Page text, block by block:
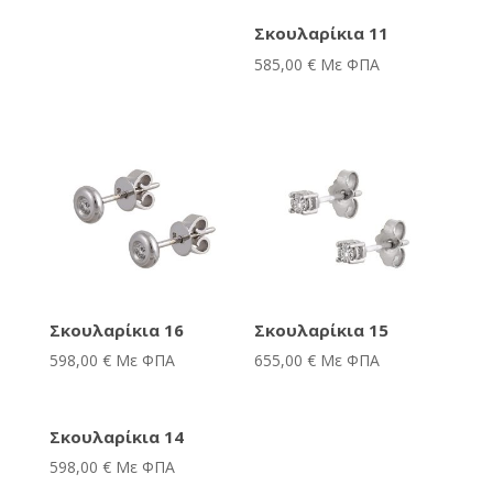
Σκουλαρίκια 11
585,00€ Με ΦΠΑ
Σκουλαρίκια 16
598,00 € Με ΦΠΑ
Σκουλαρίκια 15
655,00€ Με ΦΠΑ
Σκουλαρίκια 14
598,00 € Με ΦΠΑ